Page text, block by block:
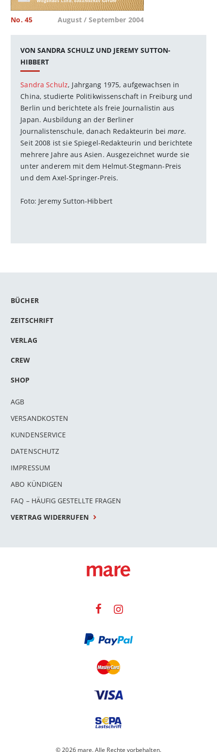
No. 45 August / September 2004
VON SANDRA SCHULZ UND JEREMY SUTTON-
HIBBERT
Sandra Schulz, Jahrgang 1975, aufgewachsen in
China, studierte Politikwissenschaft in Freiburg und
Berlin und berichtete als freie Journalistin aus
Japan. Ausbildung an der Berliner
Journalistenschule, danach Redakteurin beimare.
Seit 2008 ist sie Spiegel-Redakteurin und berichtete
mehrere Jahre aus Asien. Ausgezeichnet wurde sie
unter anderem mit dem Helmut-Stegmann-Preis
und dem Axel-Springer-Preis.
Foto: Jeremy Sutton-Hibbert
BÜCHER
ZEITSCHRIFT
VERLAG
CREW
SHOP
AGB
VERSANDKOSTEN
KUNDENSERVICE
DATENSCHUTZ
IMPRESSUM
ABO KÜNDIGEN
FAQ – HÄUFIG GESTELLTE FRAGEN
VERTRAG WIDERRUFEN
© 2026 mare. Alle Rechte vorbehalten.